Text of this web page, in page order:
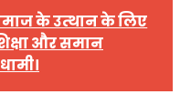
के उत्थान के लिए
और समान